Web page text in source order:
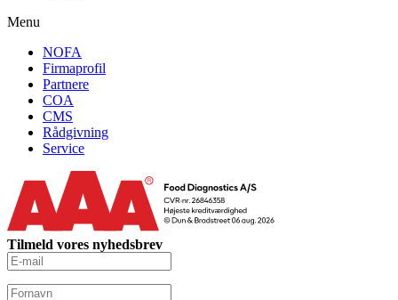
Menu
NOFA
Firmaprofil
Partnere
COA
CMS
Rådgivning
Service
Tilmeld vores nyhedsbrev